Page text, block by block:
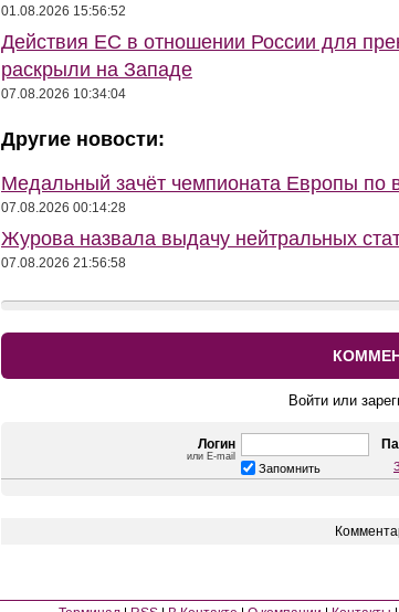
01.08.2026 15:56:52
Действия ЕС в отношении России для
раскрыли на Западе
07.08.2026 10:34:04
Другие новости:
Медальный зачёт чемпионата Европы по
07.08.2026 00:14:28
Журова назвала выдачу нейтральных
07.08.2026 21:56:58
Войти или
Логин
или E-mail
Запомнить